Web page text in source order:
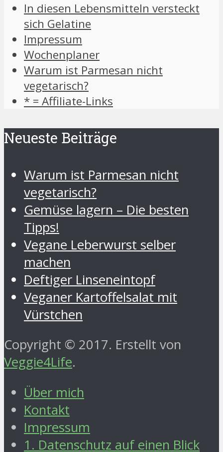
In diesen Lebensmitteln versteckt
sich Gelatine
Impressum
Wochenplaner
Warum ist Parmesan nicht
vegetarisch?
* = Affiliate-Links
Neueste Beiträge
Warum ist Parmesan nicht
vegetarisch?
Gemüse lagern – Die besten
Tipps!
Vegane Leberwurst selber
machen
Deftiger Linseneintopf
Veganer Kartoffelsalat mit
Vürstchen
Copyright © 2017. Erstellt von
Veggie4Life.
Über mich
Kontakt
Impressum
1. Datenschutz auf einen Blick